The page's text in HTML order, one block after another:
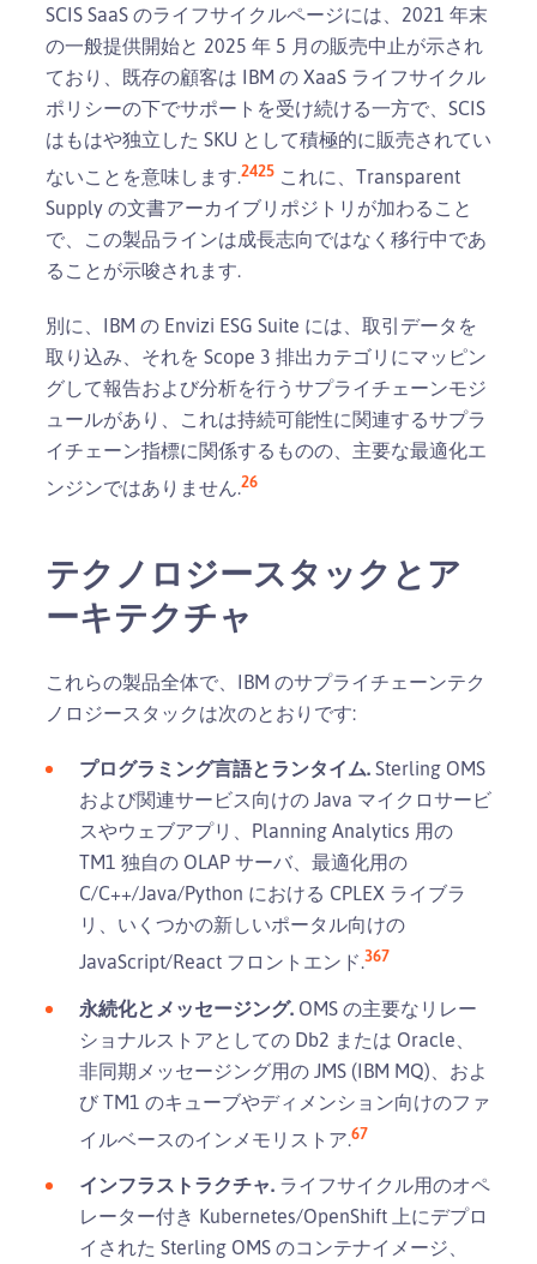
SCIS SaaS のライフサイクルページには、2021 年末
の一般提供開始と 2025 年 5 月の販売中止が示され
ており、既存の顧客は IBM の XaaS ライフサイクル
ポリシーの下でサポートを受け続ける一方で、SCIS
はもはや独立した SKU として積極的に販売されてい
ないことを意味します.2425 これに、Transparent
Supply の文書アーカイブリポジトリが加わること
で、この製品ラインは成長志向ではなく移行中であ
ることが示唆されます.
別に、IBM の Envizi ESG Suite には、取引データを
取り込み、それを Scope 3 排出カテゴリにマッピン
グして報告および分析を行うサプライチェーンモジ
ュールがあり、これは持続可能性に関連するサプラ
イチェーン指標に関係するものの、主要な最適化エ
ンジンではありません.26
テクノロジースタックとア
ーキテクチャ
これらの製品全体で、IBM のサプライチェーンテク
ノロジースタックは次のとおりです:
プログラミング言語とランタイム. Sterling OMS
および関連サービス向けの Java マイクロサービ
スやウェブアプリ、Planning Analytics 用の
TM1 独自の OLAP サーバ、最適化用の
C/C++/Java/Python における CPLEX ライブラ
リ、いくつかの新しいポータル向けの
JavaScript/React フロントエンド.367
永続化とメッセージング. OMS の主要なリレー
ショナルストアとしての Db2 または Oracle、
非同期メッセージング用の JMS (IBM MQ)、およ
び TM1 のキューブやディメンション向けのファ
イルベースのインメモリストア.67
インフラストラクチャ. ライフサイクル用のオペ
レーター付き Kubernetes/OpenShift 上にデプロ
イされた Sterling OMS のコンテナイメージ、